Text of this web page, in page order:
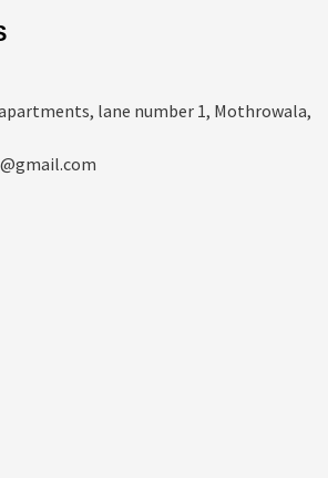
lane number 1, Mothrowala,
@gmail.com